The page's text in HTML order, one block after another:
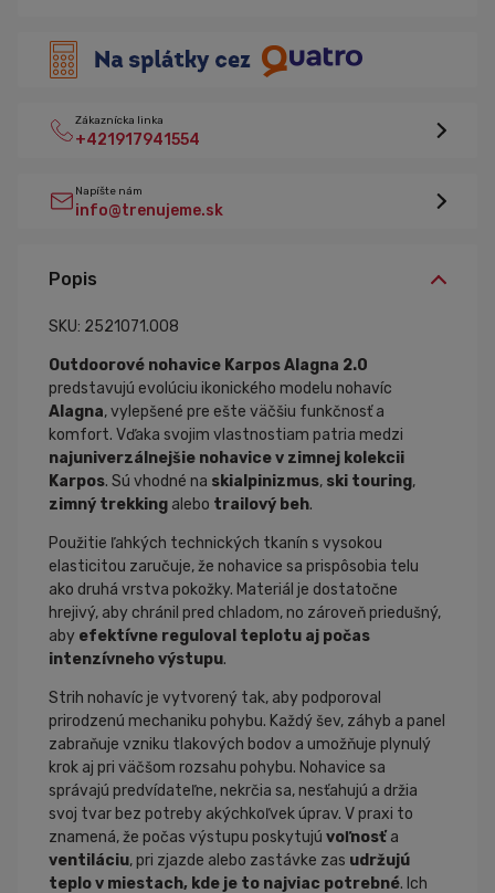
Zákaznícka linka
+421917941554
Napíšte nám
info@trenujeme.sk
Popis
SKU: 2521071.008
Outdoorové nohavice Karpos Alagna 2.0
predstavujú evolúciu ikonického modelu nohavíc
Alagna, vylepšené pre ešte väčšiu funkčnosť a
komfort. Vďaka svojim vlastnostiam patria medzi
najuniverzálnejšie nohavice v zimnej kolekcii
Karpos. Sú vhodné na skialpinizmus, ski touring,
zimný trekking alebo trailový beh.
Použitie ľahkých technických tkanín s vysokou
elasticitou zaručuje, že nohavice sa prispôsobia telu
ako druhá vrstva pokožky. Materiál je dostatočne
hrejivý, aby chránil pred chladom, no zároveň priedušný,
aby efektívne reguloval teplotu aj počas
intenzívneho výstupu.
Strih nohavíc je vytvorený tak, aby podporoval
prirodzenú mechaniku pohybu. Každý šev, záhyb a panel
zabraňuje vzniku tlakových bodov a umožňuje plynulý
krok aj pri väčšom rozsahu pohybu. Nohavice sa
správajú predvídateľne, nekrčia sa, nesťahujú a držia
svoj tvar bez potreby akýchkoľvek úprav. V praxi to
znamená, že počas výstupu poskytujú voľnosťa
ventiláciu, pri zjazde alebo zastávke zas udržujú
teplo v miestach, kde je to najviac potrebné. Ich